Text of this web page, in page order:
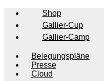
Shop
Gallier-Cup
Gallier-Camp
Belegungspläne
Presse
Cloud